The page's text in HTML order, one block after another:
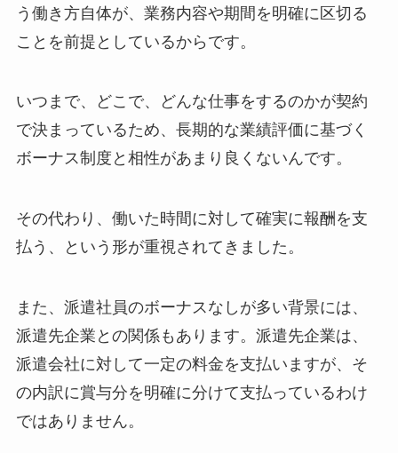
う働き方自体が、業務内容や期間を明確に区切る
ことを前提としているからです。
いつまで、どこで、どんな仕事をするのかが契約
で決まっているため、長期的な業績評価に基づく
ボーナス制度と相性があまり良くないんです。
その代わり、働いた時間に対して確実に報酬を支
払う、という形が重視されてきました。
また、派遣社員のボーナスなしが多い背景には、
派遣先企業との関係もあります。派遣先企業は、
派遣会社に対して一定の料金を支払いますが、そ
の内訳に賞与分を明確に分けて支払っているわけ
ではありません。